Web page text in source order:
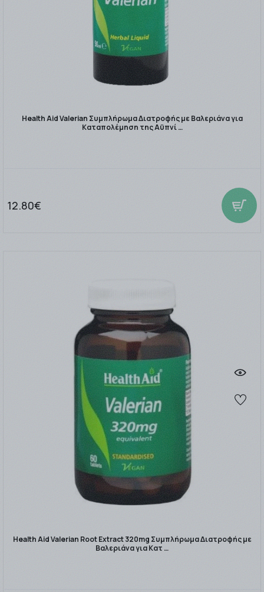
Health Aid Valerian Συμπλήρωμα Διατροφής με Βαλεριάνα για
Καταπολέμηση της Αϋπνί …
12.80€
Health Aid Valerian Root Extract 320mg Συμπλήρωμα Διατροφής με
Βαλεριάνα για Κατ …